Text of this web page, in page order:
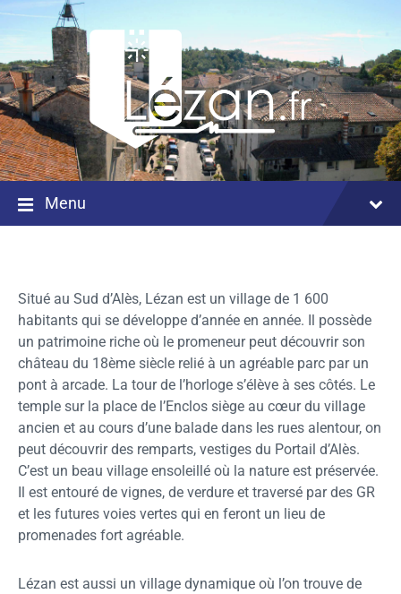
Menu
Situé au Sud d’Alès, Lézan est un village de 1 600
habitants qui se développe d’année en année. Il possède
un patrimoine riche où le promeneur peut découvrir son
château du 18ème siècle relié à un agréable parc par un
pont à arcade. La tour de l’horloge s’élève à ses côtés. Le
temple sur la place de l’Enclos siège au cœur du village
ancien et au cours d’une balade dans les rues alentour, on
peut découvrir des remparts, vestiges du Portail d’Alès.
C’est un beau village ensoleillé où la nature est préservée.
Il est entouré de vignes, de verdure et traversé par des GR
et les futures voies vertes qui en feront un lieu de
promenades fort agréable.
Lézan est aussi un village dynamique où l’on trouve de